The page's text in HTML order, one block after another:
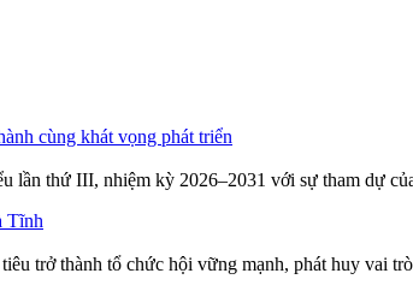
cùng khát vọng phát triển
thứ III, nhiệm kỳ 2026–2031 với sự tham dự
Tĩnh
trở thành tổ chức hội vững mạnh, phát huy vai